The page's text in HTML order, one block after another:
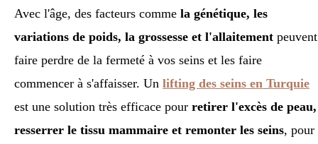
Avec l'âge, des facteurs comme la génétique, les
variations de poids, la grossesse et l'allaitement peuvent
faire perdre de la fermeté à vos seins et les faire
commencer à s'affaisser. Un lifting des seins en Turquie
est une solution très efficace pour retirer l'excès de peau,
resserrer le tissu mammaire et remonter les seins, pour